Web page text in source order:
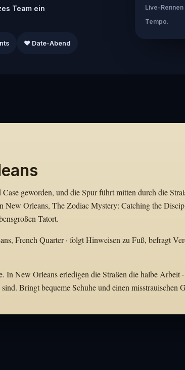
Team ein
❤️ Date-Abend
Live-
Tempo.
geworden, und die Spur führt mitten durch die
New Orleans, The Zodiac Mystery: Catching the
Tatort.
French Quarter · folgt Hinweisen zu Fuß, befragt
In New Orleans erledigen die Straßen die halbe Arbeit
Bringt bequeme Schuhe und einen misstrauischen